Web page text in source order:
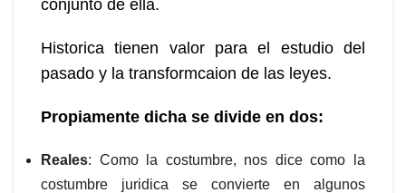
conjunto de ella.
Historica tienen valor para el estudio del
pasado y la transformcaion de las leyes.
Propiamente dicha se divide en dos:
Reales: Como la costumbre, nos dice como la
costumbre juridica se convierte en algunos